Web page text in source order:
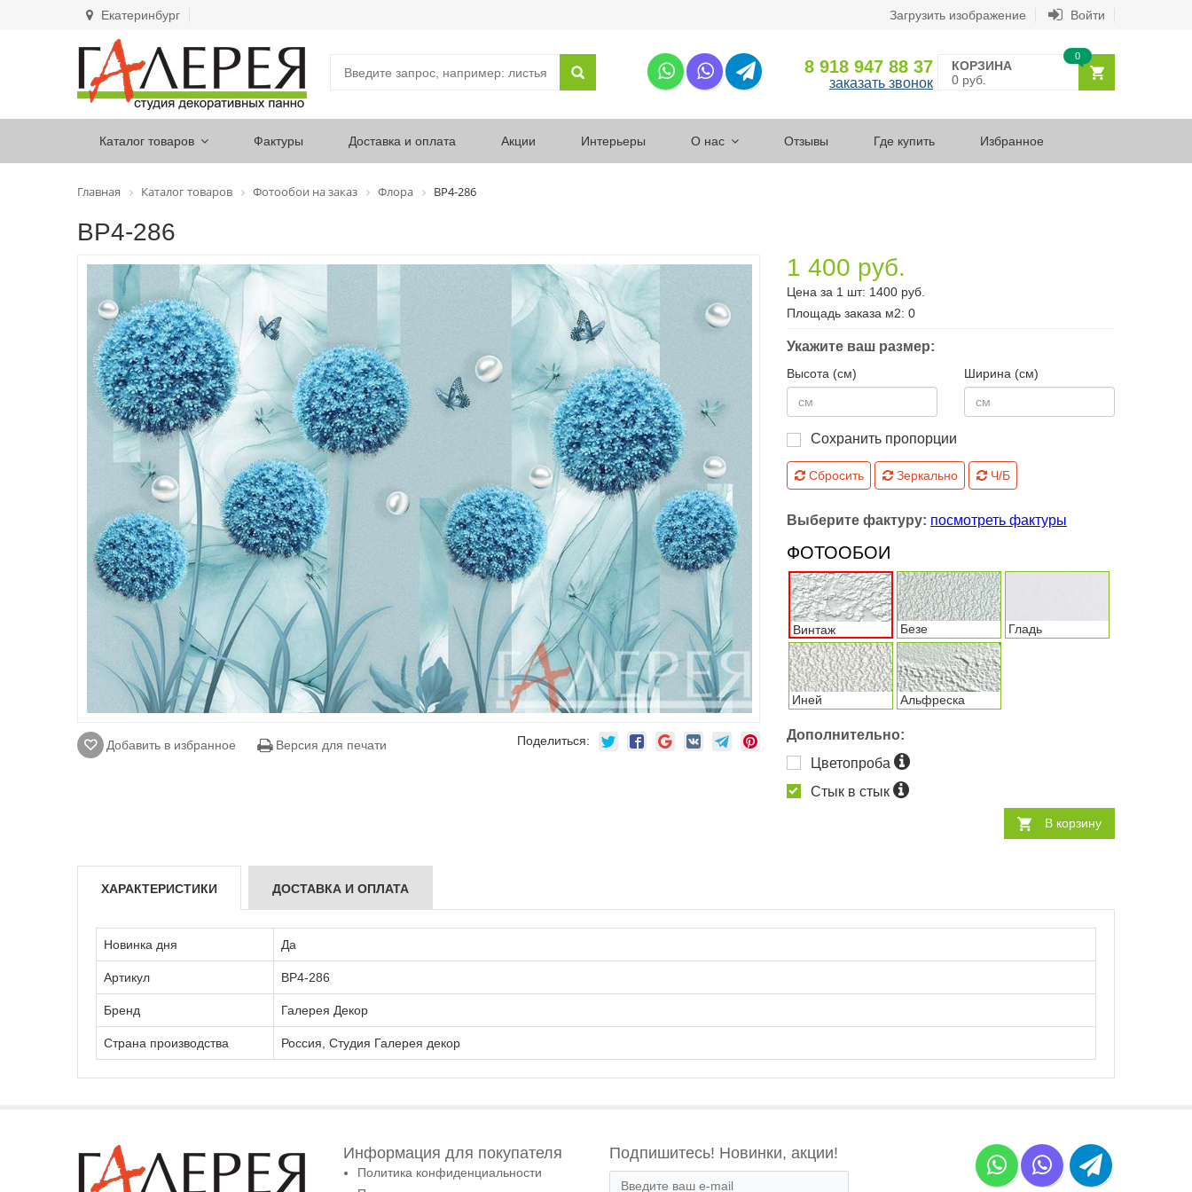
Екатеринбург Загрузить изображение Войти
8 918 947 88 37
заказать звонок
КОРЗИНА
0 руб.
0
Каталог товаров Фактуры Доставка и оплата Акции Интерьеры О нас Отзывы Где купить Избранное
Главная Каталог товаров Фотообои на заказ Флора ВР4-286
ВР4-286
Добавить в избранное Версия для печати Поделиться:
1 400 руб.
Цена за 1 шт: 1400 руб.
Площадь заказа м2: 0
Укажите ваш размер:
Высота (см) Ширина (см)
Сохранить пропорции
Сбросить Зеркально Ч/Б
Выберите фактуру: посмотреть фактуры
ФОТООБОИ
Винтаж Безе Гладь
Иней Альфреска
Дополнительно:
Цветопроба
Стык в стык
В корзину
ХАРАКТЕРИСТИКИ ДОСТАВКА И ОПЛАТА
Новинка дня Да
Артикул ВР4-286
Бренд Галерея Декор
Страна производства Россия, Студия Галерея декор
Информация для покупателя
Политика конфиденциальности
Подпишитесь! Новинки, акции!